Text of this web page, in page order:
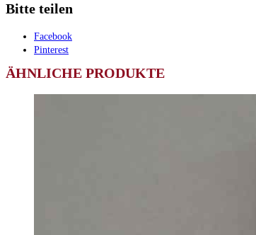
Bitte teilen
Facebook
Pinterest
ÄHNLICHE PRODUKTE